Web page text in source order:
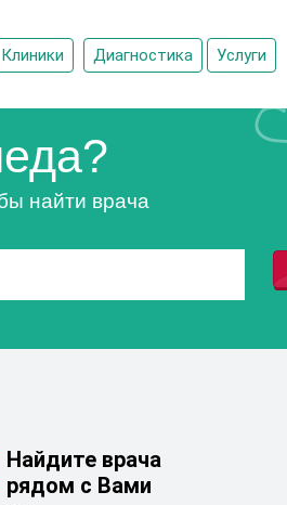
Клиники Диагностика Услуги
найти врача
Найдите врача
рядом с Вами